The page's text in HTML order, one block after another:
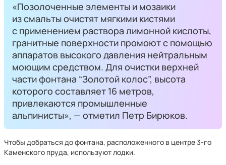
«Позолоченные элементы и мозаики
из смальты очистят мягкими кистями
с применением раствора лимонной кислоты,
гранитные поверхности промоют с помощью
аппаратов высокого давления нейтральным
моющим средством. Для очистки верхней
части фонтана “Золотой колос”, высота
которого составляет 16 метров,
привлекаются промышленные
альпинисты», — отметил Петр Бирюков.
Чтобы добраться до фонтана, расположенного в центре 3-го
Каменского пруда, используют лодки.